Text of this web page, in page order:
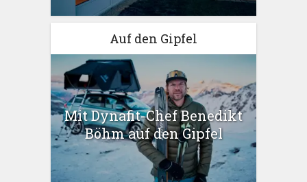
Auf den Gipfel
Mit Dynafit-Chef Benedikt
Böhm auf den Gipfel